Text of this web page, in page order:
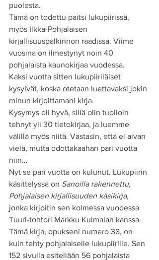
puolesta.
Tämä on todettu paitsi lukupiirissä,
myös Ilkka-Pohjalaisen
kirjallisuuspalkinnon raadissa. Viime
vuosina on ilmestynyt noin 40
pohjalaista kaunokirjaa vuodessa.
Kaksi vuotta sitten lukupiiriläiset
kysyivät, koska otetaan luettavaksi jokin
minun kirjoittamani kirja.
Kysymys oli hyvä, sillä olin tuolloin
tehnyt yli 30 tietokirjaa, ja luemme
välillä myös niitä. Vastasin, että ei aivan
vielä, mutta odottakaahan pari vuotta
niin…
Nyt se pari vuotta on kulunut. Lukupiirin
käsittelyssä on Sanoilla rakennettu,
Pohjalaisen kirjallisuuden käsikirja,
jonka kirjoitin sen kolmessa vuodessa
Tuuri-tohtori Markku Kulmalan kanssa.
Tämä kirja, opukseni numero 38, on
kuin tehty pohjalaiselle lukupiirille. Sen
152 sivulla esitellään 56 pohjalaista